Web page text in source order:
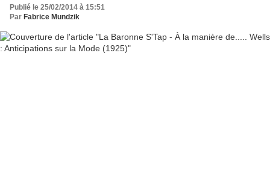
Publié le 25/02/2014 à 15:51
Par Fabrice Mundzik